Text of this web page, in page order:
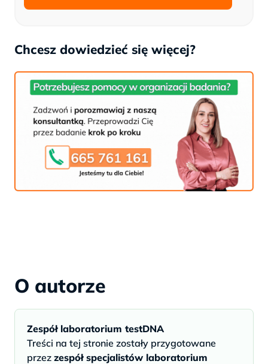
Chcesz dowiedzieć się więcej?
O autorze
Zespół laboratorium testDNA
Treści na tej stronie zostały przygotowane
przez zespół specjalistów laboratorium